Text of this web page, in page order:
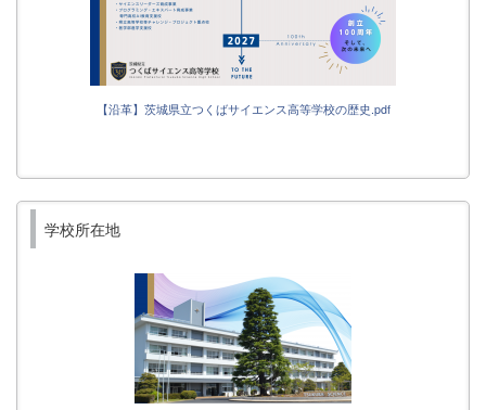
【沿革】茨城県立つくばサイエンス高等学校の歴史.pdf
学校所在地